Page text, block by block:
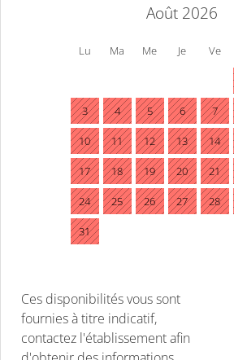
Août 2026
Lu Ma Me Je Ve
3 4 5 6 7
10 11 12 13 14
17 18 19 20 21
24 25 26 27 28
31
Ces disponibilités vous sont
fournies à titre indicatif,
contactez l'établissement afin